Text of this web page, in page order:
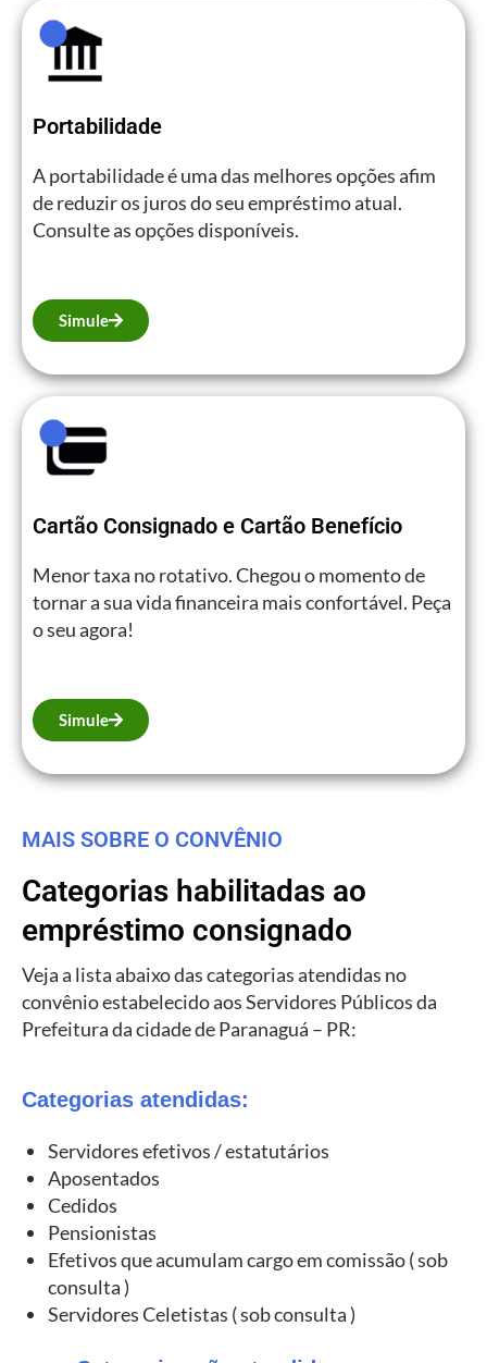
Portabilidade
A portabilidade é uma das melhores opções afim
de reduzir os juros do seu empréstimo atual.
Consulte as opções disponíveis.
Simule
Cartão Consignado e Cartão Benefício
Menor taxa no rotativo. Chegou o momento de
tornar a sua vida financeira mais confortável. Peça
o seu agora!
Simule
MAIS SOBRE O CONVÊNIO
Categorias habilitadas ao
empréstimo consignado
Veja a lista abaixo das categorias atendidas no
convênio estabelecido aos Servidores Públicos da
Prefeitura da cidade de Paranaguá – PR:
Categorias atendidas:
Servidores efetivos / estatutários
Aposentados
Cedidos
Pensionistas
Efetivos que acumulam cargo em comissão ( sob
consulta )
Servidores Celetistas ( sob consulta )